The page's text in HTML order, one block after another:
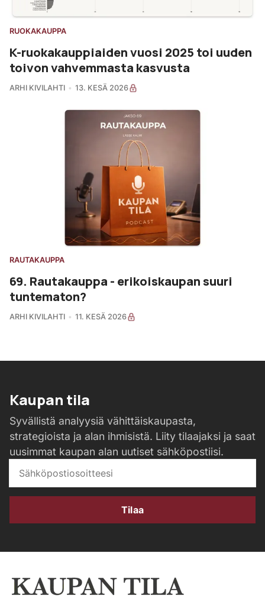
RUOKAKAUPPA
K-ruokakauppiaiden vuosi 2025 toi uuden
toivon vahvemmasta kasvusta
ARHI KIVILAHTI 13. KESÄ 2026
RAUTAKAUPPA
69. Rautakauppa - erikoiskaupan suuri
tuntematon?
ARHI KIVILAHTI 11. KESÄ 2026
Kaupan tila
Syvällistä analyysiä vähittäiskaupasta,
strategioista ja alan ihmisistä. Liity tilaajaksi ja saat
uusimmat kaupan alan uutiset sähköpostiisi.
Tilaa